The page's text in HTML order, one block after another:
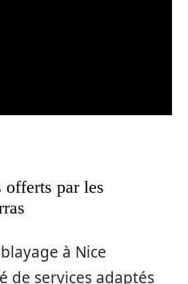
offerts par les
à Nice
de services adaptés